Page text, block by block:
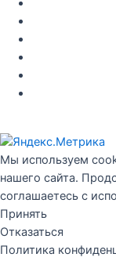
Мы используем
нашего сайта.
соглашаетесь с
Принять
Отказаться
Политика